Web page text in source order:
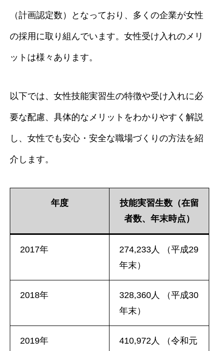
（計画認定数）となっており、多くの企業が女性
の採用に取り組んでいます。女性受け入れのメリ
ットは様々あります。
以下では、女性技能実習生の特徴や受け入れに必
要な配慮、具体的なメリットをわかりやすく解説
し、女性でも安心・安全な職場づくりの方法を紹
介します。
年度
技能実習生数（在留
者数、年末時点）
2017年
274,233人 （平成29
年末）
2018年
328,360人 （平成30
年末）
2019年
410,972人 （令和元